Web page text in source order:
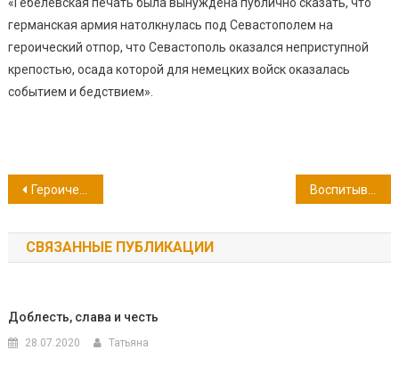
германская армия натолкнулась под Севастополем на
героический отпор, что Севастополь оказался неприступной
крепостью, осада которой для немецких войск оказалась
событием и бедствием».
Навигация
по
записям
Героическое подполье Севастополя. 29 июня — День партизан и подпольщиков
СВЯЗАННЫЕ ПУБЛИКАЦИИ
Доблесть, слава и честь
28.07.2020 Татьяна